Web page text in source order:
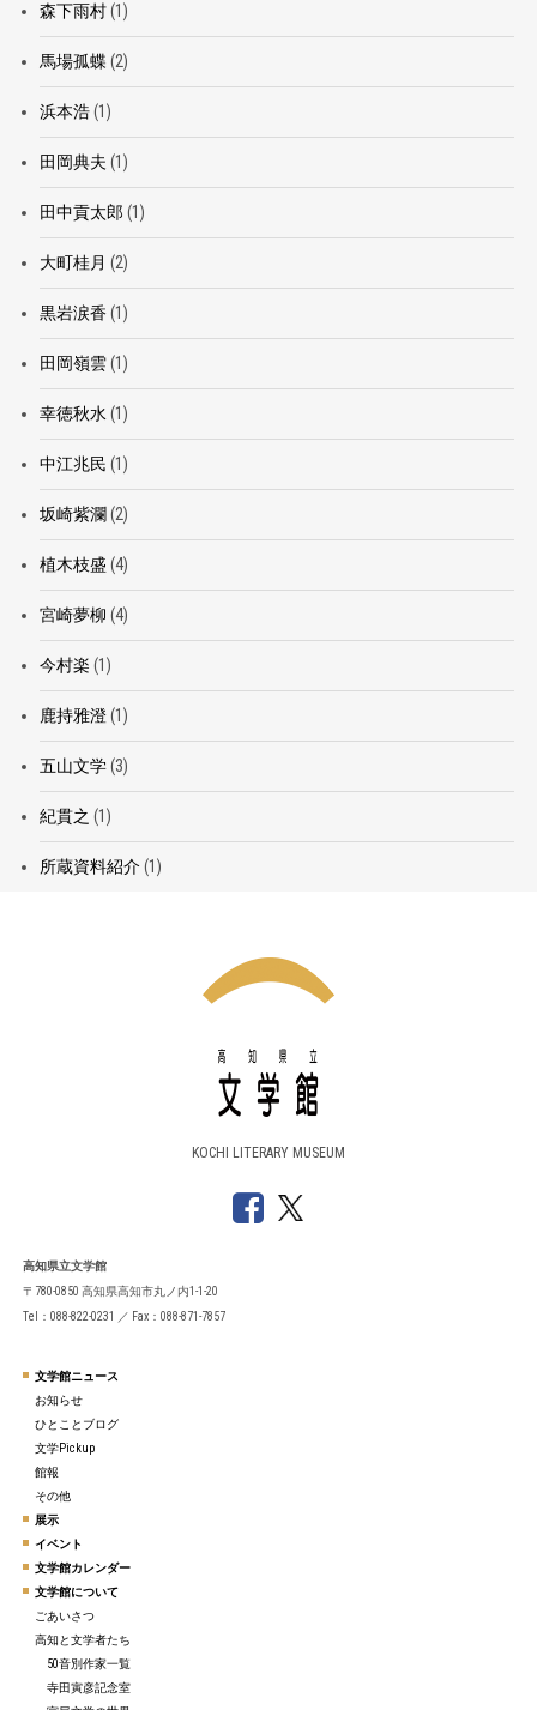
森下雨村(1)
馬場孤蝶 (2)
浜本浩(1)
田岡典夫 (1)
田中貢太郎 (1)
大町桂月 (2)
黒岩涙香(1)
田岡嶺雲(1)
幸徳秋水 (1)
中江兆民 (1)
坂崎紫瀾 (2)
植木枝盛 (4)
宮崎夢柳 (4)
今村楽 (1)
鹿持雅澄(1)
五山文学(3)
紀貫之 (1)
所蔵資料紹介(1)
KOCHI LITERARY MUSEUM
高知県立文学館
〒780-0850 高知県高知市丸ノ内1-1-20
Tel：088-822-0231 ／ Fax：088-871-7857
文学館ニュース
お知らせ
ひとことブログ
文学Pickup
館報
その他
展示
イベント
文学館カレンダー
文学館について
ごあいさつ
高知と文学者たち
50音別作家一覧
寺田寅彦記念室